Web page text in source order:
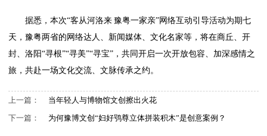
据悉，本次“客从河洛来 豫粤一家亲”网络互动引导活动为期七
天，豫粤两省的网络达人、新闻媒体、文化名家等，将在商丘、开
封、洛阳“寻根”“寻美”“寻宝”，共同开启一次开放包容、加深感情之
旅，共赴一场文化交流、文脉传承之约。
上一篇：
当年轻人与博物馆文创擦出火花
下一篇：
为何豫博文创“妇好鸮尊立体拼装积木”是创意案例？